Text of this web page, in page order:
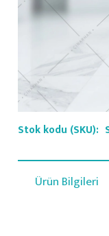
Stok kodu (SKU):
Ürün Bilgileri